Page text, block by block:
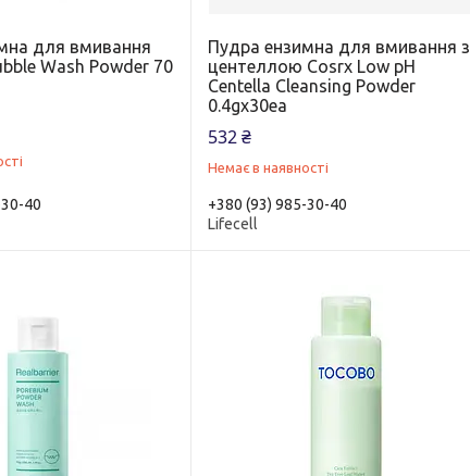
для вмивання
Wash Powder 70
40
Пудра ензимна для вмивання з
центеллою Cosrx Low pH
Centella Cleansing Powder
0.4gx30ea
532 ₴
Немає в наявності
+380 (93) 985-30-40
Lifecell